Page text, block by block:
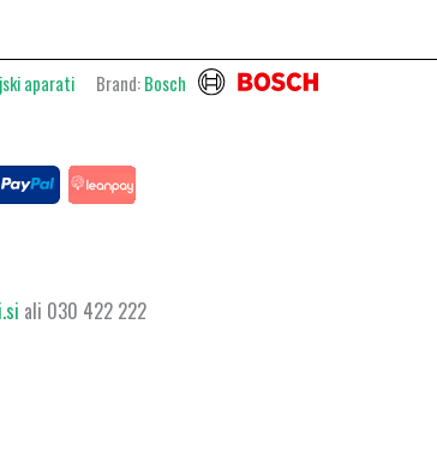
aparati Brand:Bosch
ali 030 422 222